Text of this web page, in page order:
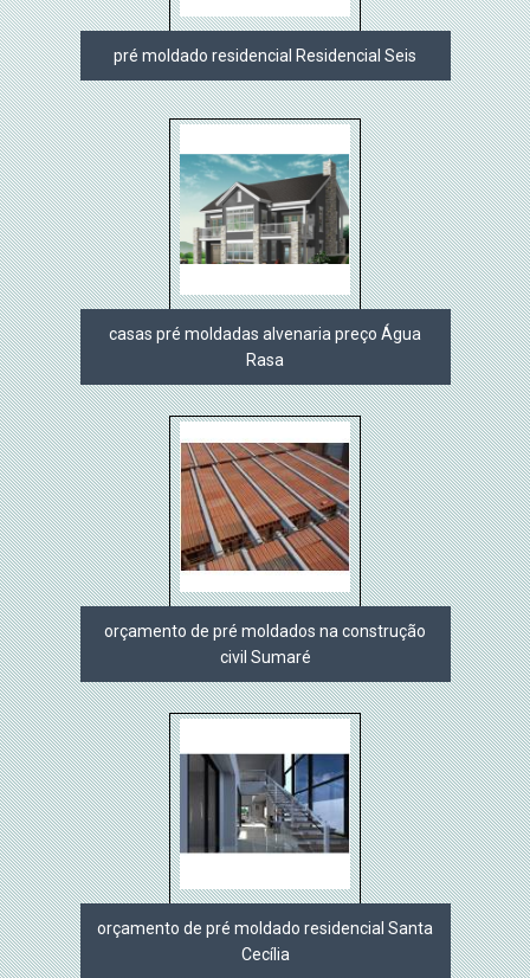
pré moldado residencial Residencial Seis
casas pré moldadas alvenaria preço Água
Rasa
orçamento de pré moldados na construção
civil Sumaré
orçamento de pré moldado residencial Santa
Cecília